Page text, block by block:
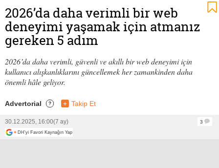
2026’da daha verimli bir web
deneyimi yaşamak için atmanız
gereken 5 adım
2026’da daha verimli, güvenli ve akıllı bir web deneyimi için
kullanıcı alışkanlıklarını güncellemek her zamankinden daha
önemli hâle geliyor.
Advertorial ? + Takip Et
30.12.2025, 16:00(7 ay)
3
+ DH'yi Favori Kaynağın Yap